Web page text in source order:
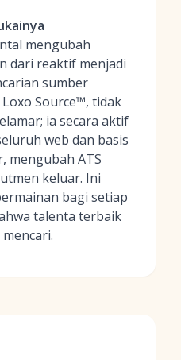
mengubah
dari reaktif menjadi
sumber
Source™, tidak
ia secara aktif
web dan basis
mengubah ATS
keluar. Ini
bagi setiap
talenta terbaik